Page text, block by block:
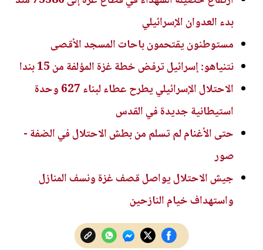
بدء العدوان الإسرائيلي
مستوطنون يقتحمون باحات المسجد الأقصى
نتنياهو: إسرائيل ترفض خطة غزة المؤلفة من 15 بندا
الاحتلال الإسرائيلي يطرح عطاء لبناء 627 وحدة
استيطانية جديدة في القدس
حتى الأغنام لم تسلم من بطش الاحتلال في الضفة -
صور
جيش الاحتلال يواصل قصف غزة ونسف المنازل
واستهداف خيام النازحين